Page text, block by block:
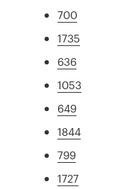
700
1735
636
1053
649
1844
799
1727